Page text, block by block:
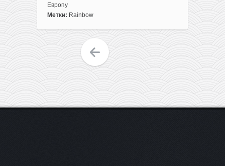
Чартерные
рейсы
Испанию
и
Черногорию
Польши
туда-
Европу
Метки: Rainbow